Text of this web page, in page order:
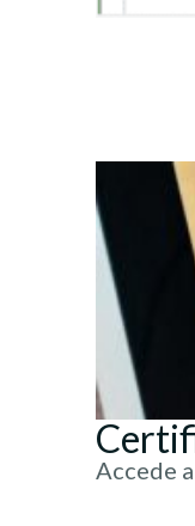
Accede